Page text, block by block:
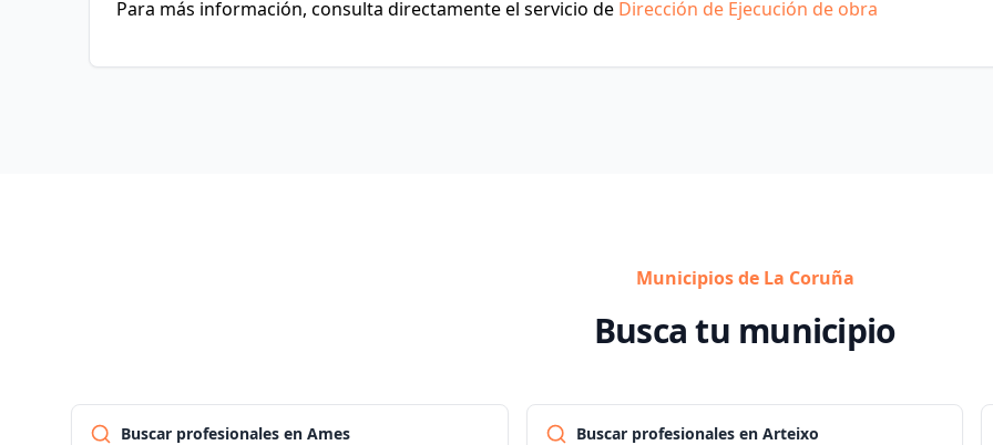
Para más información, consulta directamente el servicio de Dirección de Ejecución de obra
Municipios de La Coruña
Busca tu municipio
Buscar profesionales en Ames Buscar profesionales en Arteixo